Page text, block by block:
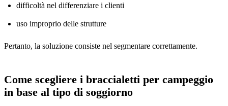
difficoltà nel differenziare i clienti
uso improprio delle strutture
Pertanto, la soluzione consiste nel segmentare correttamente.
Come scegliere i braccialetti per campeggio
in base al tipo di soggiorno